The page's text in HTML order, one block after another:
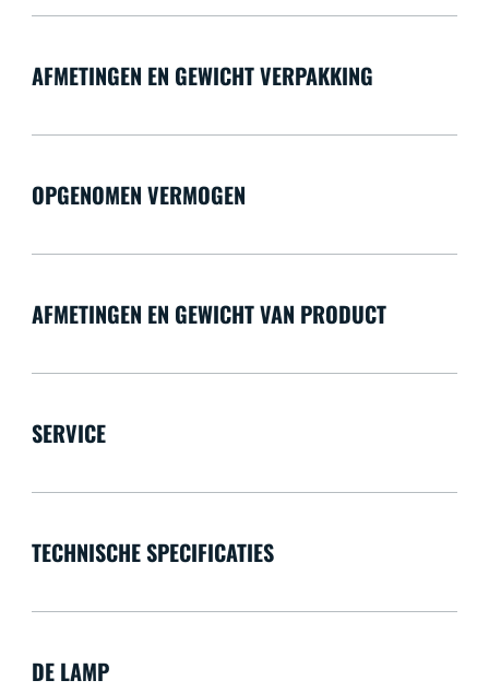
AFMETINGEN EN GEWICHT VERPAKKING
OPGENOMEN VERMOGEN
AFMETINGEN EN GEWICHT VAN PRODUCT
SERVICE
TECHNISCHE SPECIFICATIES
DE LAMP